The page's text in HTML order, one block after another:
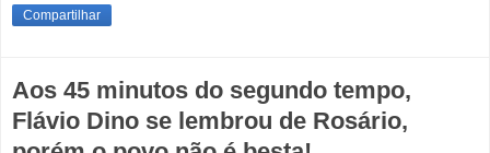
Compartilhar
Aos 45 minutos do segundo tempo,
Flávio Dino se lembrou de Rosário,